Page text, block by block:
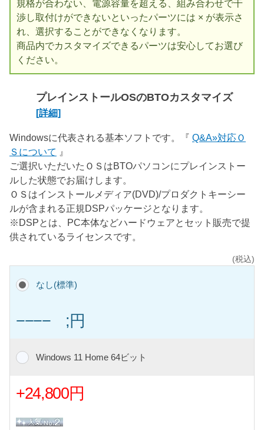
規格が合わない、電源容量を超える、組み合わせで干
渉し取付けができないといったパーツには × が表示さ
れ、選択することができなくなります。
商品内でカスタマイズできるパーツは安心してお選び
ください。
プレインストールOSのBTOカスタマイズ
[詳細]
Windowsに代表される基本ソフトです。『 Q&A»対応Ｏ
Ｓについて 』
ご選択いただいたＯＳはBTOパソコンにプレインストー
ルした状態でお届けします。
ＯＳはインストールメディア(DVD)/プロダクトキーシー
ルが含まれる正規DSPパッケージとなります。
※DSPとは、PC本体などハードウェアとセット販売で提
供されているライセンスです。
(税込)
なし(標準)
−−−− ;円
Windows 11 Home 64ビット
+24,800円